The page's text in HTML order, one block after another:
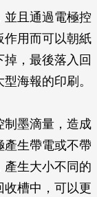
並且通過電極控
作用而可以朝紙
，最後落入回
海報的印刷。
制墨滴量，造成
產生帶電或不帶
產生大小不同的
收槽中，可以更